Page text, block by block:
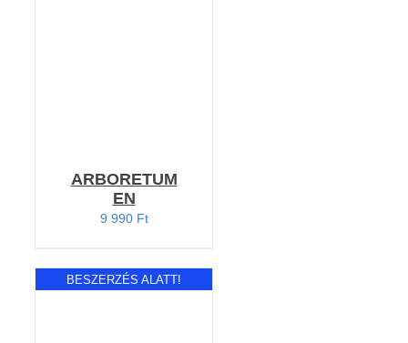
ARBORETUM
EN
9 990 Ft
BESZERZÉS ALATT!